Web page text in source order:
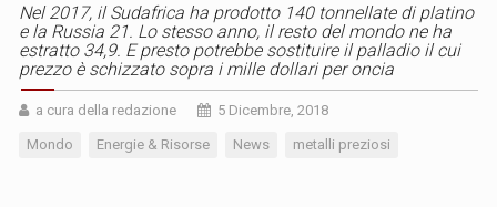
Nel 2017, il Sudafrica ha prodotto 140 tonnellate di platino
e la Russia 21. Lo stesso anno, il resto del mondo ne ha
estratto 34,9. E presto potrebbe sostituire il palladio il cui
prezzo è schizzato sopra i mille dollari per oncia
a cura della redazione 5 Dicembre, 2018
Mondo Energie & Risorse News metalli preziosi